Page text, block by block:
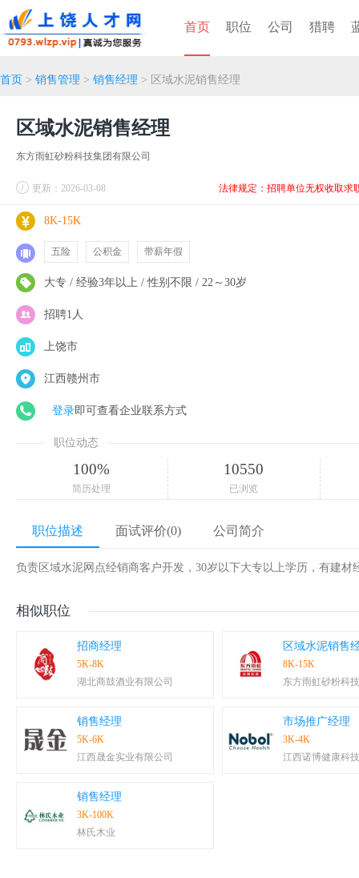
首页 职位 公司 猎聘
首页 > 销售管理 > 销售经理 > 区域水泥销售经理
区域水泥销售经理
东方雨虹砂粉科技集团有限公司
更新：2026-03-08 法律规定：招聘单位无权收取求
8K-15K
五险 公积金 带薪年假
大专 / 经验3年以上 / 性别不限 / 22～30岁
招聘1人
上饶市
江西赣州市
登录即可查看企业联系方式
职位动态
100%
简历处理
10550
已浏览
职位描述 面试评价(0) 公司简介
负责区域水泥网点经销商客户开发，30岁以下大专以上学历，有建材
相似职位
招商经理
5K-8K
湖北商鼓酒业有限公司
区域水泥销售
8K-15K
东方雨虹砂粉科
销售经理
5K-6K
江西晟金实业有限公司
市场推广经理
3K-4K
江西诺博健康科
销售经理
3K-100K
林氏木业